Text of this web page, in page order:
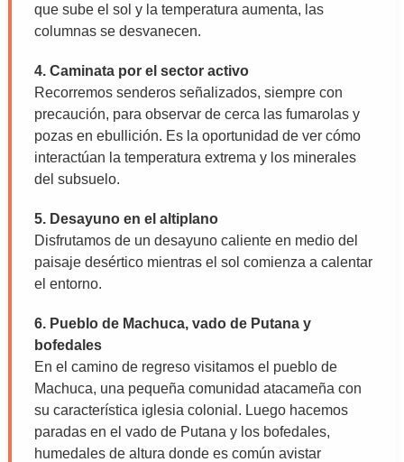
que sube el sol y la temperatura aumenta, las
columnas se desvanecen.
4. Caminata por el sector activo
Recorremos senderos señalizados, siempre con
precaución, para observar de cerca las fumarolas y
pozas en ebullición. Es la oportunidad de ver cómo
interactúan la temperatura extrema y los minerales
del subsuelo.
5. Desayuno en el altiplano
Disfrutamos de un desayuno caliente en medio del
paisaje desértico mientras el sol comienza a calentar
el entorno.
6. Pueblo de Machuca, vado de Putana y
bofedales
En el camino de regreso visitamos el pueblo de
Machuca, una pequeña comunidad atacameña con
su característica iglesia colonial. Luego hacemos
paradas en el vado de Putana y los bofedales,
humedales de altura donde es común avistar